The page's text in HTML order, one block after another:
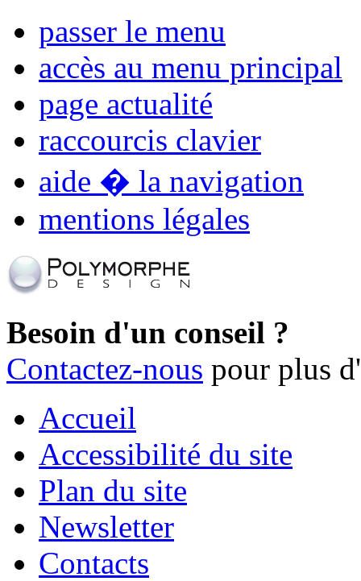
passer le menu
accès au menu principal
page actualité
raccourcis clavier
aide � la navigation
mentions légales
Besoin d'un conseil ?
Contactez-nous pour plus
Accueil
Accessibilité du site
Plan du site
Newsletter
Contacts